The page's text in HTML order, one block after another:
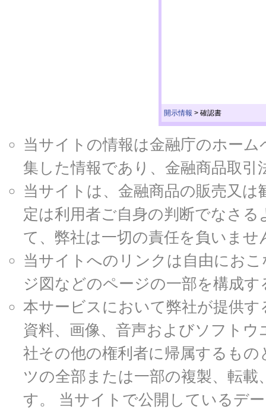
開示情報 > 確認書
当サイトの情報は金融庁のホー
集した情報であり、金融商品取
当サイトは、金融商品の販売又
定は利用者ご自身の判断でなさ
て、弊社は一切の責任を負いませ
当サイトへのリンクは自由にお
ジ図などのページの一部を構成
本サービスにおいて弊社が提供
資料、画像、音声およびソフト
社その他の権利者に帰属するも
ツの全部または一部の複製、転
す。 当サイトで公開しているデ